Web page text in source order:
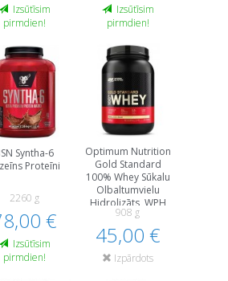
Izsūtīsim
pirmdien!
Izsūtīsim
pirmdien!
Syntha-6
Proteīni
2260 g
€
Izsūtīsim
pirmdien!
Optimum Nutrition
Gold Standard
100% Whey Sūkalu
Olbaltumvielu
Hidrolizāts, WPH
Proteīni
908 g
45,00 €
Izpārdots